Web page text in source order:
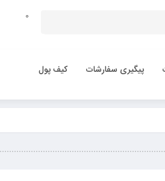
0
پیگیری سفارشات کیف پول